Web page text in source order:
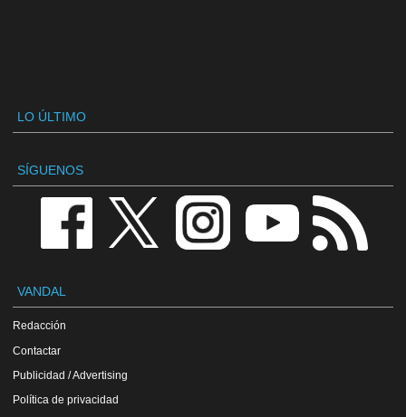
LO ÚLTIMO
SÍGUENOS
VANDAL
Redacción
Contactar
Publicidad / Advertising
Política de privacidad